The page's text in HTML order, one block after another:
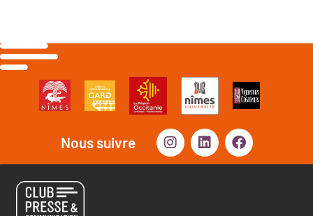
Nous suivre